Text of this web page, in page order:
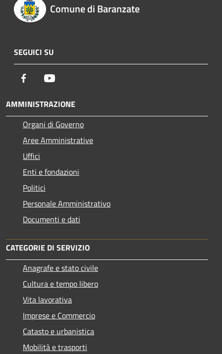
Comune di Baranzate
SEGUICI SU
Facebook
AMMINISTRAZIONE
Organi di Governo
Aree Amministrative
Uffici
Enti e fondazioni
Politici
Personale Amministrativo
Documenti e dati
CATEGORIE DI SERVIZIO
Anagrafe e stato civile
Cultura e tempo libero
Vita lavorativa
Imprese e Commercio
Catasto e urbanistica
Mobilità e trasporti